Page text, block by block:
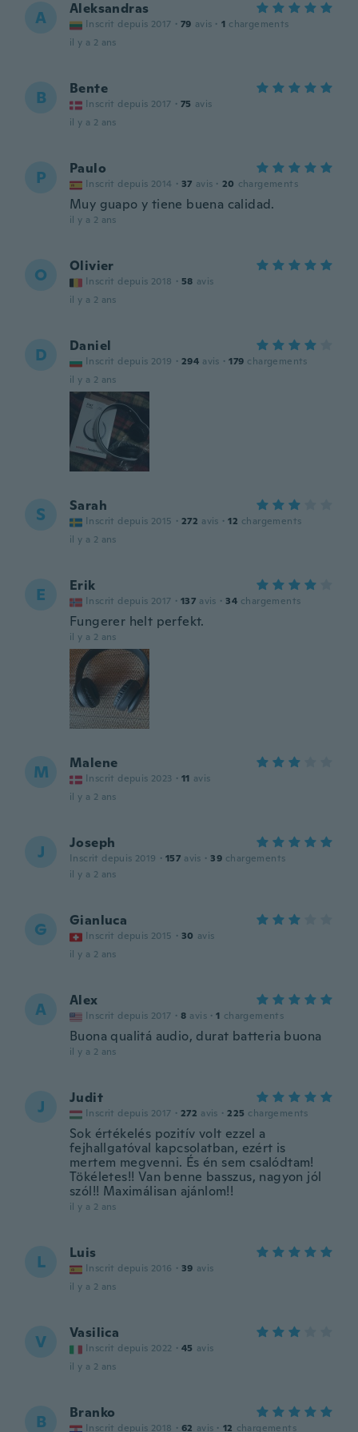
A Aleksandras
Inscrit depuis 2017 · 79 avis · 1 chargements
il y a 2 ans
B Bente
Inscrit depuis 2017 · 75 avis
il y a 2 ans
P Paulo
Inscrit depuis 2014 · 37 avis · 20 chargements
Muy guapo y tiene buena calidad.
il y a 2 ans
O Olivier
Inscrit depuis 2018 · 58 avis
il y a 2 ans
D Daniel
Inscrit depuis 2019 · 294 avis · 179 chargements
il y a 2 ans
S Sarah
Inscrit depuis 2015 · 272 avis · 12 chargements
il y a 2 ans
E Erik
Inscrit depuis 2017 · 137 avis · 34 chargements
Fungerer helt perfekt.
il y a 2 ans
M Malene
Inscrit depuis 2023 · 11 avis
il y a 2 ans
J Joseph
Inscrit depuis 2019 · 157 avis · 39 chargements
il y a 2 ans
G Gianluca
Inscrit depuis 2015 · 30 avis
il y a 2 ans
A Alex
Inscrit depuis 2017 · 8 avis · 1 chargements
Buona qualitá audio, durat batteria buona
il y a 2 ans
J Judit
Inscrit depuis 2017 · 272 avis · 225 chargements
Sok értékelés pozitív volt ezzel a
fejhallgatóval kapcsolatban, ezért is
mertem megvenni. És én sem csalódtam!
Tökéletes!! Van benne basszus, nagyon jól
szól!! Maximálisan ajánlom!!
il y a 2 ans
L Luis
Inscrit depuis 2016 · 39 avis
il y a 2 ans
V Vasilica
Inscrit depuis 2022 · 45 avis
il y a 2 ans
B Branko
Inscrit depuis 2018 · 62 avis · 12 chargements